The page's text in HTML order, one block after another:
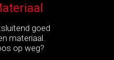
goed
materiaal.
op weg?